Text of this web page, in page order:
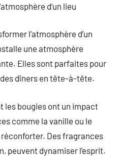
d’un lieu
l’atmosphère d’un
une atmosphère
Elles sont parfaites pour
dîners en tête-à-tête.
les bougies ont un impact
comme la vanille ou le
Des fragrances
peuvent dynamiser l’esprit.